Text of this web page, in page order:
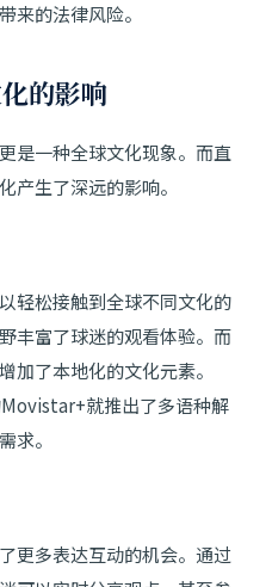
来的法律风险。
的影响
是一种全球文化现象。而直
产生了深远的影响。
轻松接触到全球不同文化的
丰富了球迷的观看体验。而
加了本地化的文化元素。
就推出了多语种解
求。
更多表达互动的机会。通过